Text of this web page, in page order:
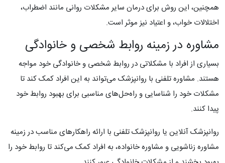
همچنین، این روش برای درمان سایر مشکلات روانی مانند اضطراب،
اختلالات خواب، و اعتیاد نیز موثر است.
مشاوره در زمینه روابط شخصی و خانوادگی
بسیاری از افراد با مشکلاتی در روابط شخصی و خانوادگی خود مواجه
هستند. مشاوره تلفنی با روانپزشک می‌تواند به این افراد کمک کند تا
مشکلات خود را شناسایی و راه‌حل‌های مناسبی برای بهبود روابط خود
پیدا کنند.
روانپزشک آنلاین یا روانپزشک تلفنی با ارائه راهکارهای مناسب در زمینه
مشاوره زناشویی و مشاوره خانواده، به افراد کمک می‌کند تا روابط خود را